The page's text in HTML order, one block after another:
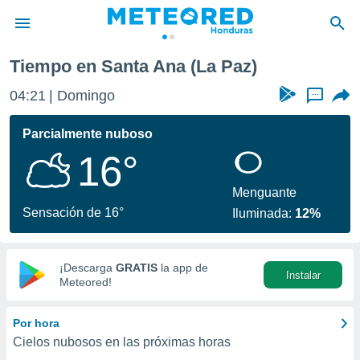
de
ha sido
que se
calidad.
a este
las
y
digital
basada
Tiempo en Santa Ana (La Paz)
04:21 Domingo ...
Parcialmente nuboso
16°
Sensación de 16°
Menguante
Iluminada: 12%
¡Descarga GRATIS la app de
Meteored!
Instalar
Por hora
Cielos nubosos en las próximas horas